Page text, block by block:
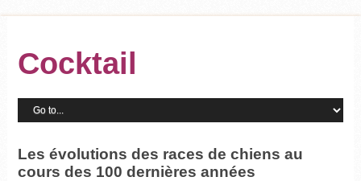
Cocktail
Les évolutions des races de chiens au
cours des 100 dernières années